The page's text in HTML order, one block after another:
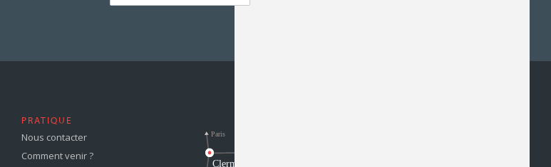
PRATIQUE
Nous contacter
Comment venir ?